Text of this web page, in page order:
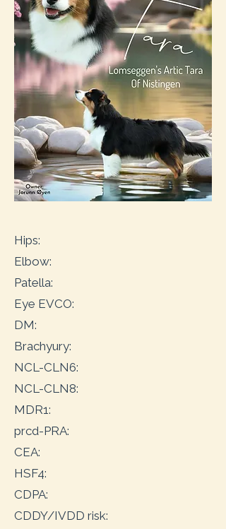
Hips:
Elbow:
Patella:
Eye EVCO:
DM:
Brachyury:
NCL-CLN6:
NCL-CLN8:
MDR1:
prcd-PRA:
CEA:
HSF4:
CDPA:
CDDY/IVDD risk: